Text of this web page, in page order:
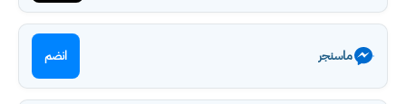
ماسنجر انضم